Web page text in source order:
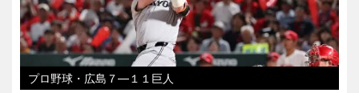
プロ野球・広島７―１１巨人